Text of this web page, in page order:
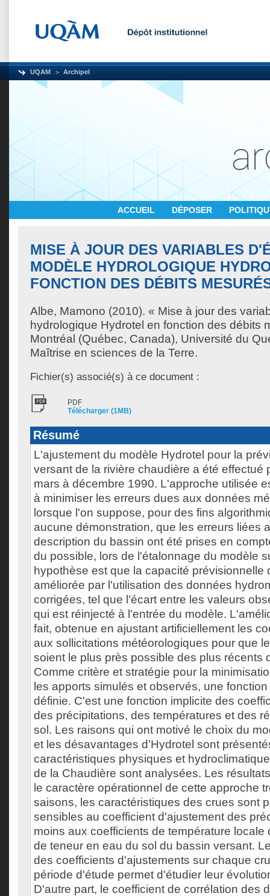
UQAM Archipel
ACCUEIL DÉPOSER
MISE À JOUR DES VARIABLES
MODÈLE HYDROLOGIQUE
FONCTION DES DÉBITS
Albe, Mamono (2010). « Mise à jour des
hydrologique Hydrotel en fonction des débits
Montréal (Québec, Canada), Université du
Maîtrise en sciences de la Terre.
Fichier(s) associé(s) à ce document :
PDF
Télécharger (1MB)
Résumé
L'ajustement du modèle Hydrotel pour la
versant de la rivière chaudière a été effectué
mars à décembre 1990. L'approche utilisée
à minimiser les erreurs dues aux données
lorsque l'on suppose, pour des fins
aucune démonstration, que les erreurs liées
description du bassin ont été prises en
du possible, lors de l'étalonnage du modèle
hypothèse est que la capacité prévisionnelle
améliorée par l'utilisation des données
corrigées, tel que l'écart entre les valeurs
qui est réinjecté à l'entrée du modèle.
fait, obtenue en ajustant artificiellement les
aux sollicitations météorologiques pour que
soient le plus près possible des plus récents
Comme critère et stratégie pour la
les apports simulés et observés, une
définie. C'est une fonction implicite des
des précipitations, des températures et des
sol. Les raisons qui ont motivé le choix du
et les désavantages d’Hydrotel sont
caractéristiques physiques et
de la Chaudière sont analysées. Les
le caractère opérationnel de cette approche
saisons, les caractéristiques des crues sont
sensibles au coefficient d'ajustement des
moins aux coefficients de température locale
de teneur en eau du sol du bassin versant.
des coefficients d'ajustements sur chaque
période d'étude permet d'étudier leur
D'autre part, le coefficient de corrélation des